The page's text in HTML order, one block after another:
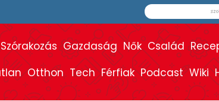
Szórakozás Gazdaság Nők Család
Otthon Tech Férfiak Podcast Wiki